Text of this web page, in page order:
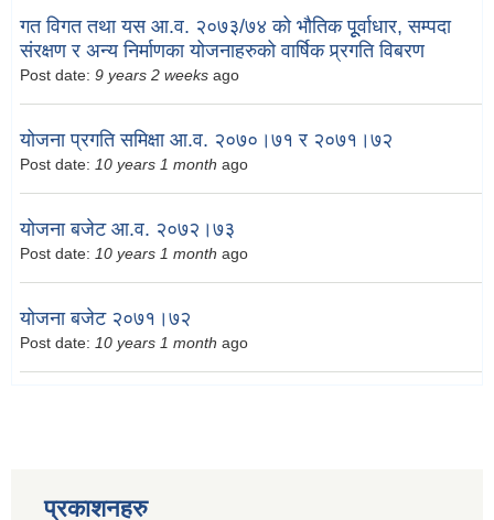
गत विगत तथा यस आ.व. २०७३/७४ को भौतिक पूूर्वाधार, सम्पदा
संरक्षण र अन्य निर्माणका योजनाहरुको वार्षिक प्र्रगति विबरण
Post date: 9 years 2 weeks ago
योजना प्रगति समिक्षा आ.व. २०७०।७१ र २०७१।७२
Post date: 10 years 1 month ago
योजना बजेट आ.व. २०७२।७३
Post date: 10 years 1 month ago
योजना बजेट २०७१।७२
Post date: 10 years 1 month ago
प्रकाशनहरु